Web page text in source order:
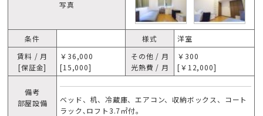
写真
条件 様式
洋室
賃料 / 月
[保証金]
￥36,000
[15,000]
その他 / 月
光熱費 / 月
￥300
[￥12,000]
備考
部屋設備
ベッド、机、冷蔵庫、エアコン、収納ボックス、コート
ラック､ロフト3.7㎡付。